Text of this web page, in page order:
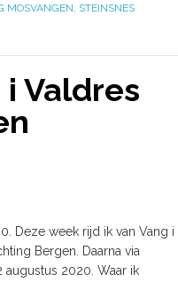
MOSVANGEN, STEINSNES
Valdres
Deze week rijd ik van Vang i
Bergen. Daarna via
augustus 2020. Waar ik